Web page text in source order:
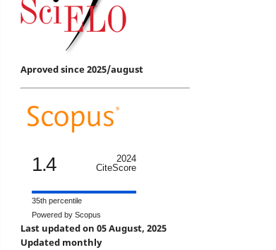
Aproved since 2025/august
1.4
2024
CiteScore
35th percentile
Powered by Scopus
Last updated on 05 August, 2025
Updated monthly